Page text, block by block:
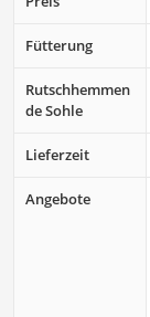
Fütterung
Rutschhemmen
de Sohle
Lieferzeit
Angebote